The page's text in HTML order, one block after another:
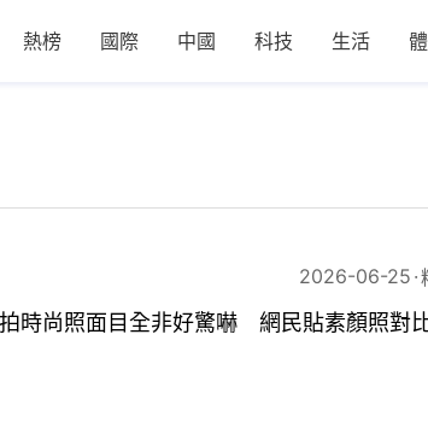
熱榜 國際 中國 科技 生活
2026-06-25
時尚照面目全非好驚嚇 網民貼素顏照對